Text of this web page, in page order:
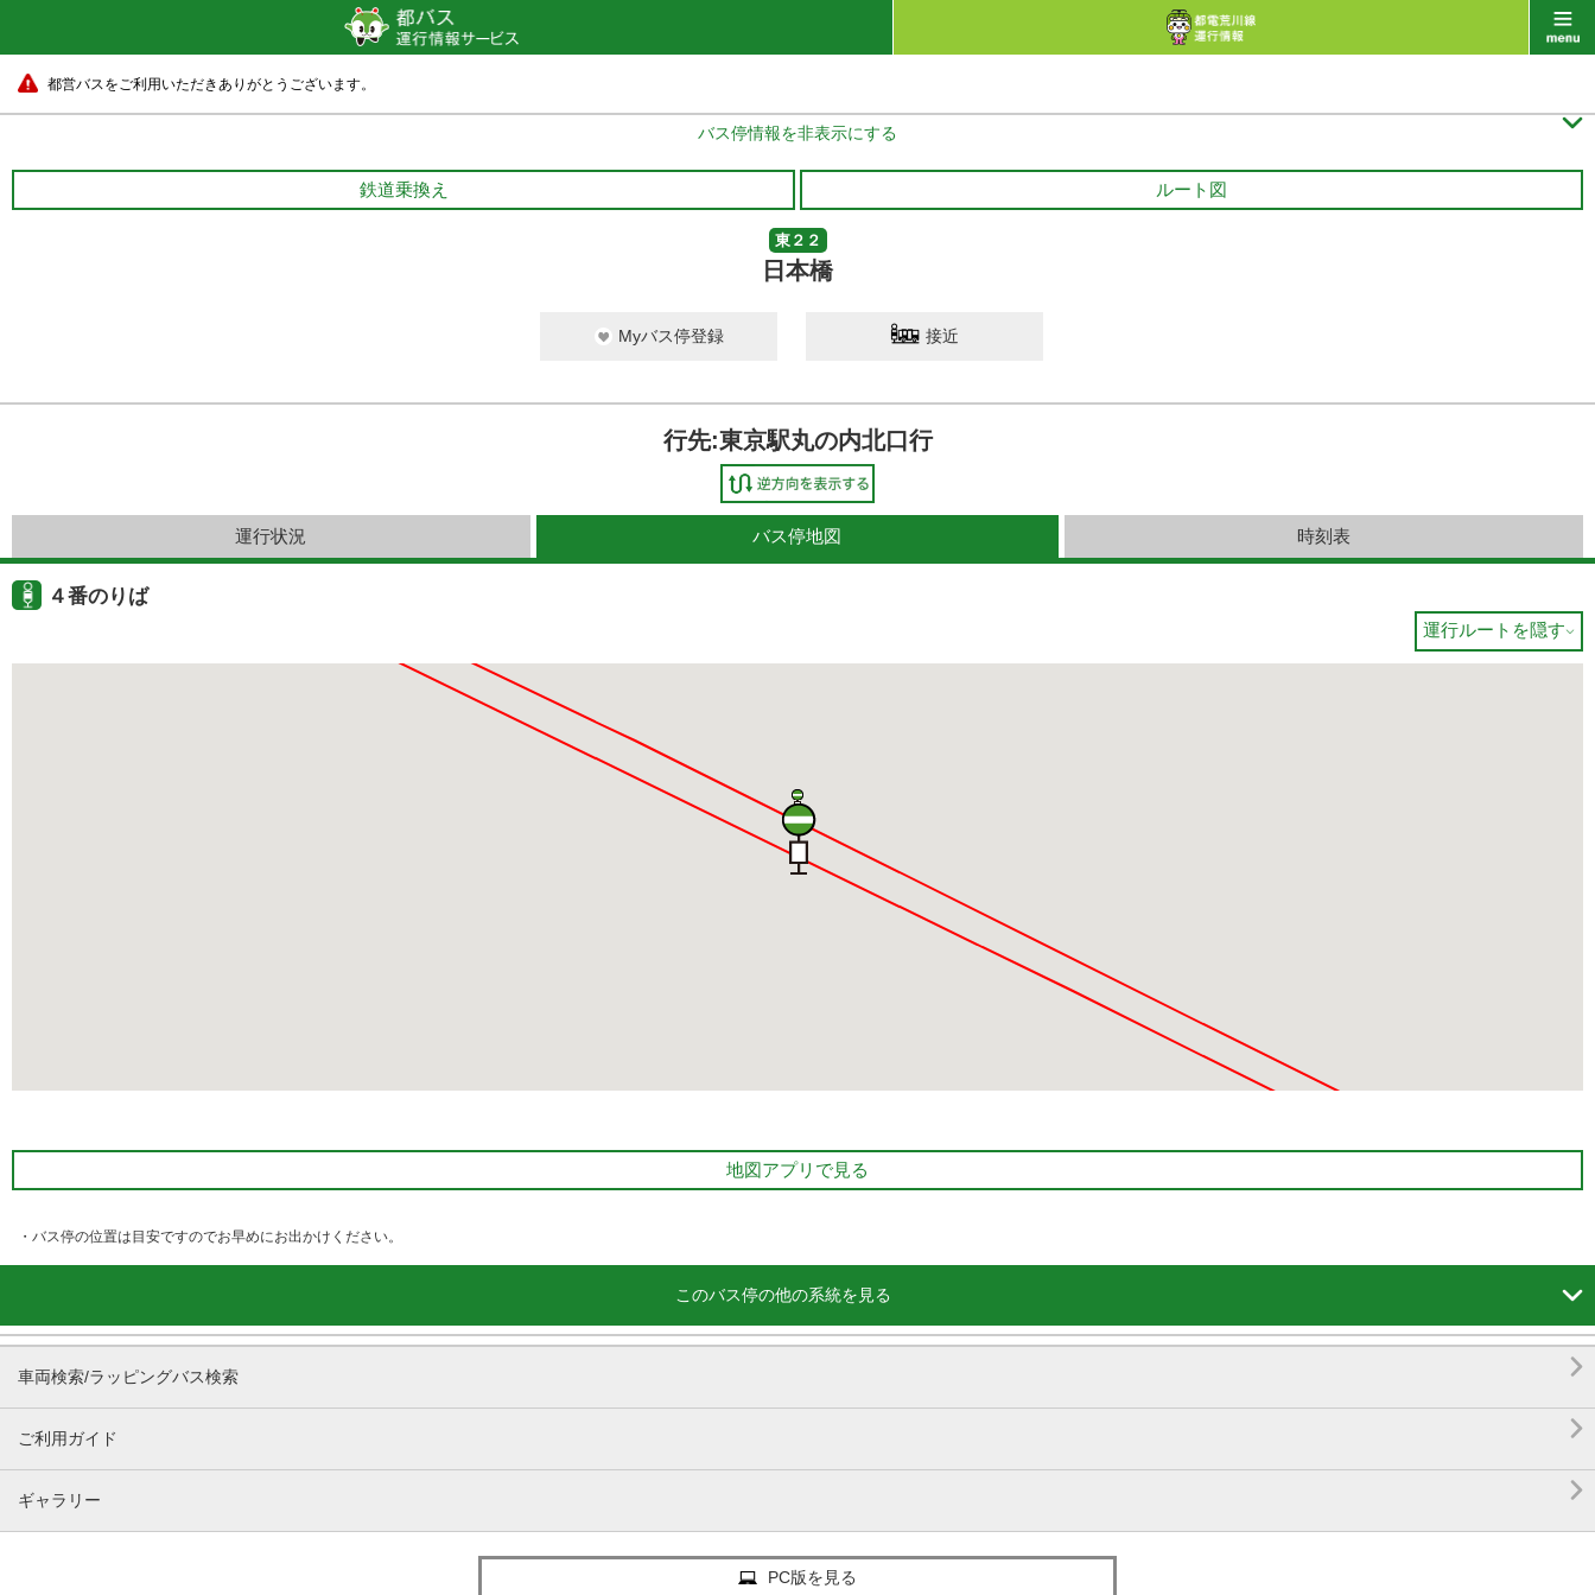
都営バスをご利用いただきありがとうございます。
バス停情報を非表示にする 
鉄道乗換え ルート図
東２２
日本橋
Myバス停登録 接近
行先:東京駅丸の内北口行
運行状況 バス停地図 時刻表
４番のりば
運行ルートを隠す
地図アプリで見る
・バス停の位置は目安ですのでお早めにお出かけください。
このバス停の他の系統を見る 
車両検索/ラッピングバス検索 
ご利用ガイド 
ギャラリー 
PC版を見る